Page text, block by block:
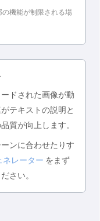
機能が制限される場
ドされた画像が動
テキストの説明と
質が向上します。
ンに合わせたりす
ネレーター をまず
さい。